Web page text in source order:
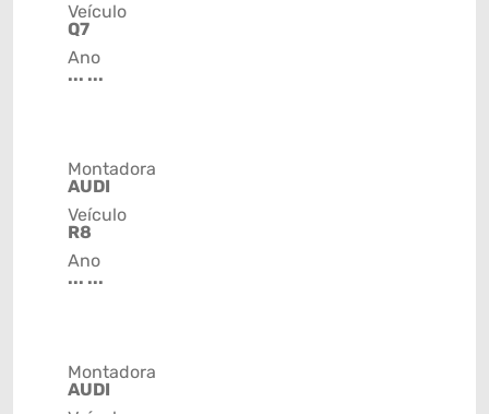
Veículo
Q7
Ano
... ...
Montadora
AUDI
Veículo
R8
Ano
... ...
Montadora
AUDI